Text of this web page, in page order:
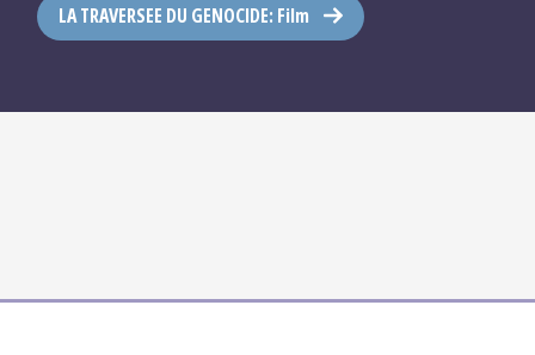
LA TRAVERSEE DU GENOCIDE: Film